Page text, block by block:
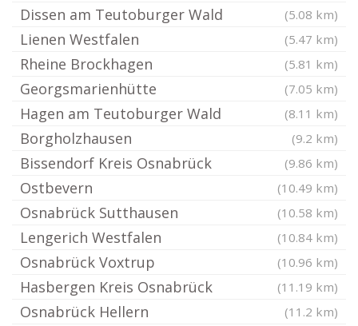
Dissen am Teutoburger Wald (5.08 km)
Lienen Westfalen (5.47 km)
Rheine Brockhagen (5.81 km)
Georgsmarienhütte (7.05 km)
Hagen am Teutoburger Wald (8.11 km)
Borgholzhausen (9.2 km)
Bissendorf Kreis Osnabrück (9.86 km)
Ostbevern (10.49 km)
Osnabrück Sutthausen (10.58 km)
Lengerich Westfalen (10.84 km)
Osnabrück Voxtrup (10.96 km)
Hasbergen Kreis Osnabrück (11.19 km)
Osnabrück Hellern (11.2 km)